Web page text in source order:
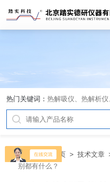
热门关键词：热解吸仪、热解析
当前位置：首页 >技术文章
别都有什么？